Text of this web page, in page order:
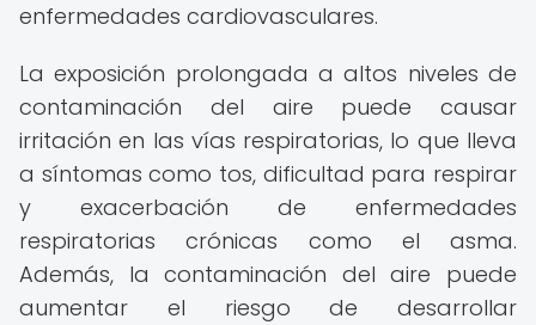
enfermedades cardiovasculares.
La exposición prolongada a altos niveles de
contaminación del aire puede causar
irritación en las vías respiratorias, lo que lleva
a síntomas como tos, dificultad para respirar
y exacerbación de enfermedades
respiratorias crónicas como el asma.
Además, la contaminación del aire puede
aumentar el riesgo de desarrollar